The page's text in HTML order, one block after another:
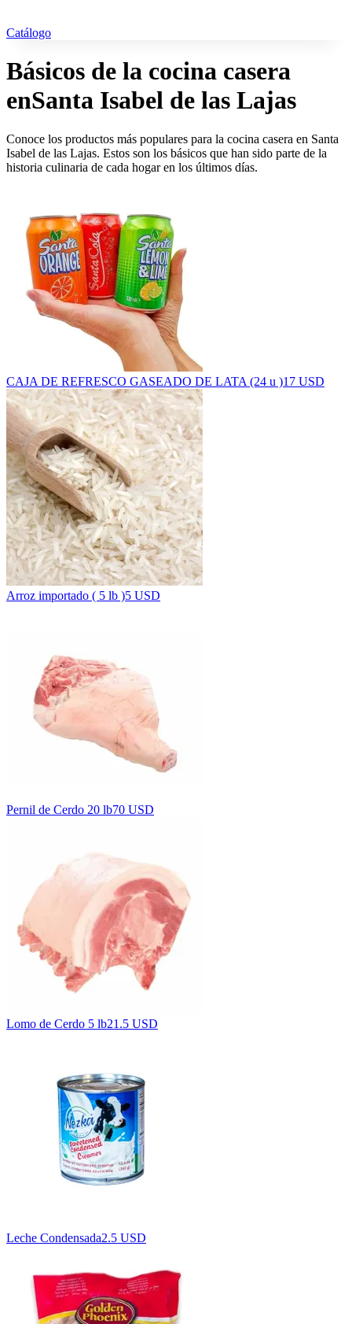
Catálogo
Básicos de la cocina casera
enSanta Isabel de las Lajas
Conoce los productos más populares para la cocina casera en Santa
Isabel de las Lajas. Estos son los básicos que han sido parte de la
historia culinaria de cada hogar en los últimos días.
CAJA DE REFRESCO GASEADO DE LATA (24 u )17 USD
Arroz importado ( 5 lb )5 USD
Pernil de Cerdo 20 lb70 USD
Lomo de Cerdo 5 lb21.5 USD
Leche Condensada2.5 USD